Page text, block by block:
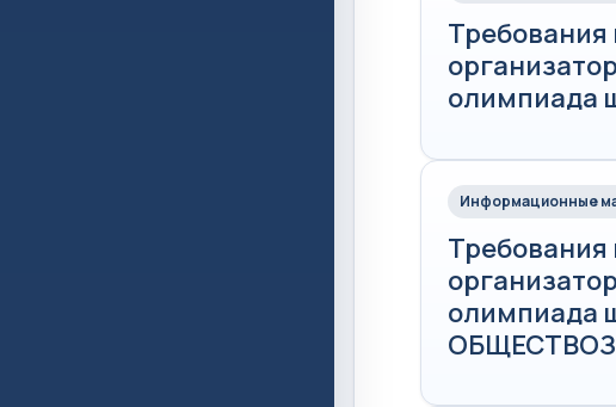
олимпиада
Информационные
олимпиада